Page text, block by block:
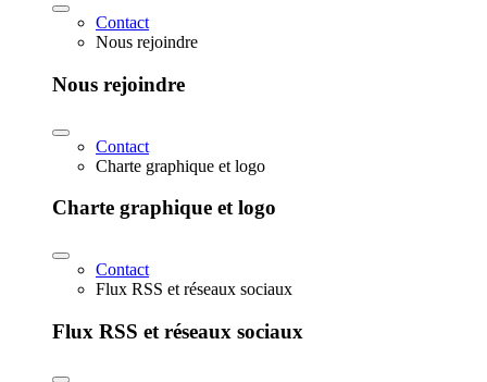
Contact
Nous rejoindre
Nous rejoindre
Contact
Charte graphique et logo
Charte graphique et logo
Contact
Flux RSS et réseaux sociaux
Flux RSS et réseaux sociaux